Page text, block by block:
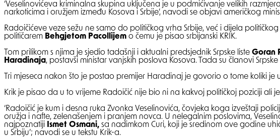
‘Veselinovićeva kriminalna skupina uključena je u podmićivanje velikih
narkoticima i oružjem između Kosova i Srbije’, navodi se objavi američkog
Radoičićeve veze sežu ne samo do političkog vrha Srbije, već i dijela
političarem Behgjetom Pacollijem o čemu je pisao srbijanski KRIK.
Tom prilikom s njima je sjedio tadašnji i aktualni predsjednik Srpske liste Goran
Haradinaja, postavši ministar vanjskih poslova Kosova. Tada su članovi
Tri mjeseca nakon što je postao premijer Haradinaj je govorio o tome koliki je
Krik je pisao da u to vrijeme Radoičić nije bio ni na kakvoj političkoj poziciji
‘Radoičić je kum i desna ruka Zvonka Veselinovića, čovjeka koga izveštaji
oružja i nafte, zelenašenjem i pranjem novca. U nelegalnim poslovima,
najpoznatiji Ismet Osmani, sa nadimkom Curi, koji je sredinom ove godine
u Srbiju’; navodi se u tekstu Krik-a.